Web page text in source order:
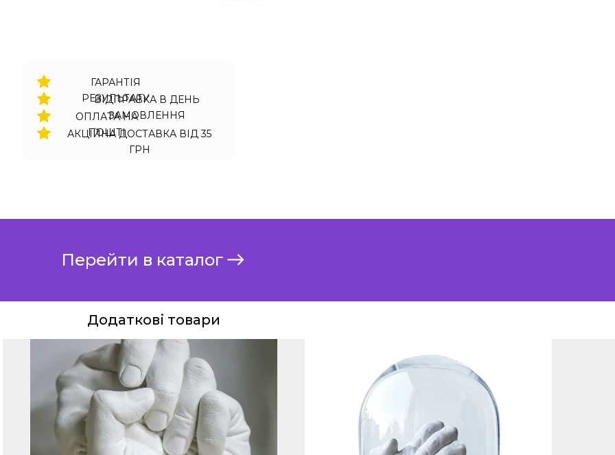
ГАРАНТІЯ
РЕЗУЛЬТАТУ
ОПЛАТА НА
ПОШТІ
ВІДПРАВКА В ДЕНЬ
ЗАМОВЛЕННЯ
АКЦІЙНА ДОСТАВКА ВІД 35
ГРН
Перейти в каталог
Додаткові товари
Додаткові товари